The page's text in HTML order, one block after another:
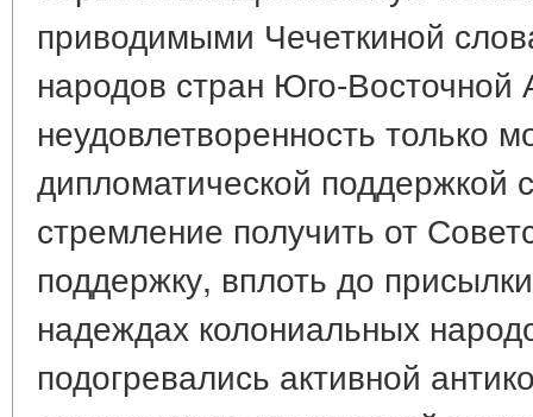
приводимыми Чечеткиной
народов стран Юго-Восточной
неудовлетворенность только
дипломатической
стремление получить от
поддержку, вплоть до
надеждах колониальных
подогревались активной